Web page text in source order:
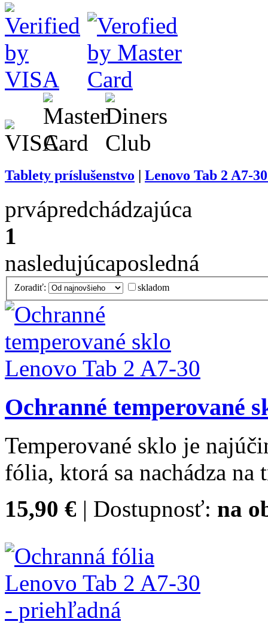
Tablety príslušenstvo Lenovo Tab 2 A7-
prvápredchádzajúca
1
nasledujúcaposledná
Zoradiť: skladom
Ochranné temperované
Temperované sklo je
fólia, ktorá sa nachádza na
15,90 € | Dostupnosť: na